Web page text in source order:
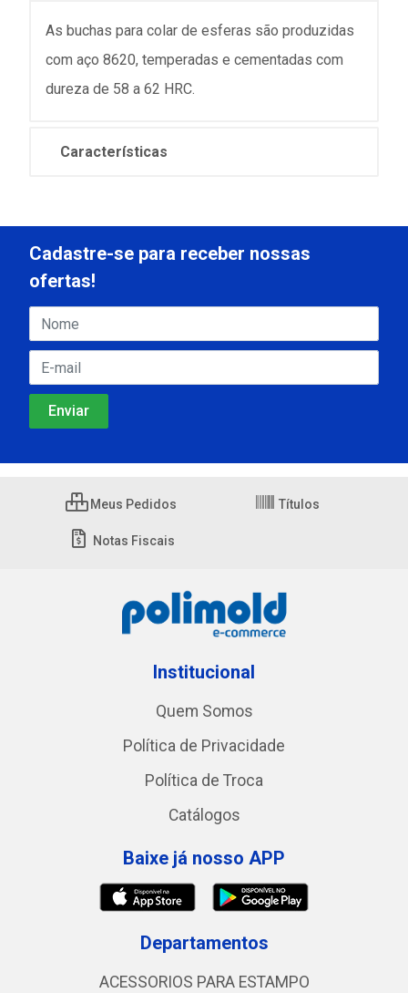
As buchas para colar de esferas são produzidas
com aço 8620, temperadas e cementadas com
dureza de 58 a 62 HRC.
Características
Cadastre-se para receber nossas
ofertas!
Meus Pedidos Títulos
Notas Fiscais
Institucional
Quem Somos
Política de Privacidade
Política de Troca
Catálogos
Baixe já nosso APP
Departamentos
ACESSORIOS PARA ESTAMPO